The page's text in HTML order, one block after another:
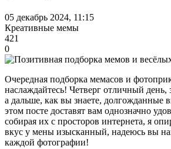
05 декабрь 2024, 11:15
Креативные мемы
421
0
Очередная подборка мемасов и
наслаждайтесь! Четверг отличный день,
а дальше, как вы знаете,
этом посте доставят вам однозначно
собирая их с просторов интернета, я
вкус у мены изысканный, надеюсь вы
каждой фотографии!